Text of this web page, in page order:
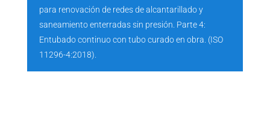
para renovación de redes de alcantarillado y
saneamiento enterradas sin presión. Parte 4:
Entubado continuo con tubo curado en obra. (ISO
11296-4:2018).